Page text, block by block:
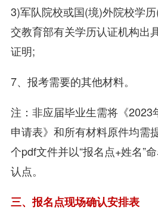
3)军队院校或国(境)外院校学
交教育部有关学历认证机构出
证明;
7、报考需要的其他材料。
注：非应届毕业生需将《2023
申请表》和所有材料原件均需
个pdf文件并以“报名点+姓名”
认点。
三、报名点现场确认安排表